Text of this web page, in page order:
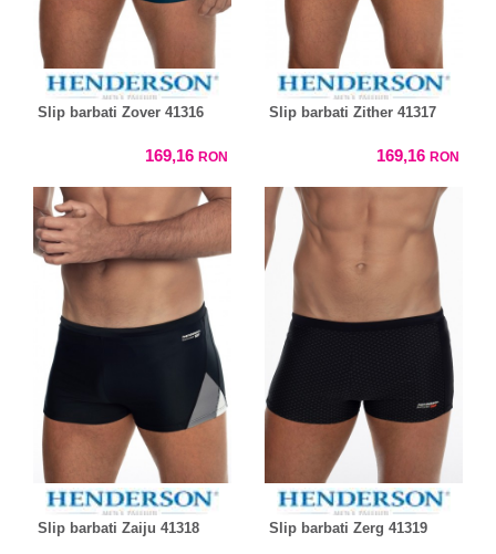
Slip barbati Zover 41316
169,16 RON
Slip barbati Zither 41317
169,16 RON
Slip barbati Zaiju 41318 Slip barbati Zerg 41319